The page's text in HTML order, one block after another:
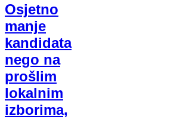
Osjetno
manje
kandidata
nego na
prošlim
lokalnim
izborima,